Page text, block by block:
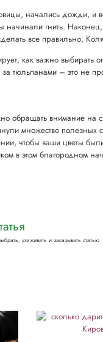
начались дожди, и
начинали гнить.
все правильно,
как важно выбирать
тюльпанами – это не
обращать внимание на
множество
чтобы ваши цветы
в этом благородном
ухаживать и заказывать статью